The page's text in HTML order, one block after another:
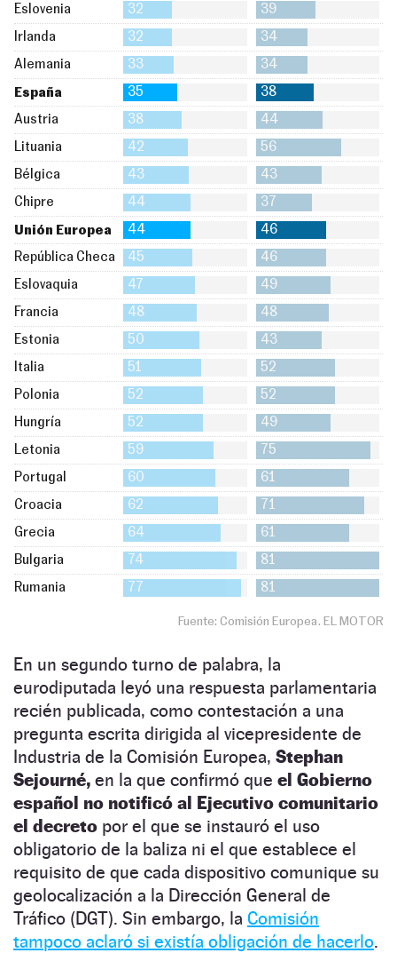
En un segundo turno de palabra, la
eurodiputada leyó una respuesta parlamentaria
recién publicada, como contestación a una
pregunta escrita dirigida al vicepresidente de
Industria de la Comisión Europea, Stephan
Sejourné, en la que confirmó que el Gobierno
español no notificó al Ejecutivo comunitario
el decreto por el que se instauró el uso
obligatorio de la baliza ni el que establece el
requisito de que cada dispositivo comunique su
geolocalización a la Dirección General de
Tráfico (DGT). Sin embargo, la Comisión
tampoco aclaró si existía obligación de hacerlo.